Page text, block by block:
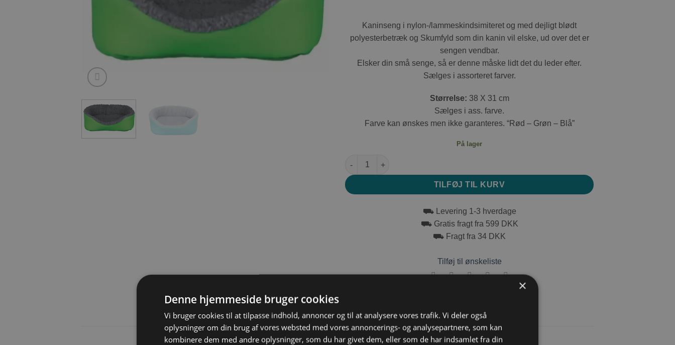
Kaninseng i nylon-/lammeskindsimiteret og med dejligt blødt
polyesterbetræk og Skumfyld som din kanin vil elske, ud over det er
sengen vendbar.
Elsker din små senge, så er denne måske lidt det du leder efter.
Sælges i assorteret farver.
Størrelse: 38 X 31 cm
Sælges i ass. farve.
Farve kan ønskes men ikke garanteres. “Rød – Grøn – Blå”
På lager
Trixie Kaninseng med lammeskind antal
TILFØJ TIL KURV
⛟ Levering 1-3 hverdage
⛟ Gratis fragt fra 599 DKK
⛟ Fragt fra 34 DKK
Tilføj til ønskeliste
BESKRIVELSE YDERLIGERE INFORMATION
×
Denne hjemmeside bruger cookies
Vi bruger cookies til at tilpasse indhold, annoncer og til at analysere vores trafik. Vi deler også
oplysninger om din brug af vores websted med vores annoncerings- og analysepartnere, som kan
kombinere dem med andre oplysninger, som du har givet dem, eller som de har indsamlet fra din